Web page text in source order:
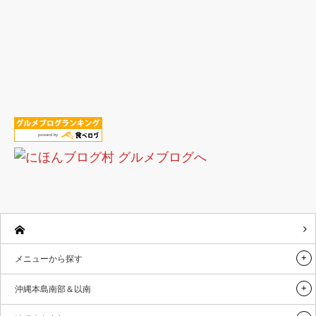
メニューから探す
沖縄本島南部＆以南